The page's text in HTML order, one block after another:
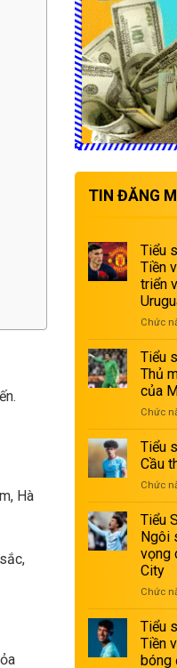
Hà
TIN ĐĂNG
Tiểu
Tiền
triển
Chức
Tiểu
Thủ
của
Chức
Tiểu
Cầu
Chức
Tiểu
Ngôi
vọng
City
Chức
Tiểu
Tiền
bóng